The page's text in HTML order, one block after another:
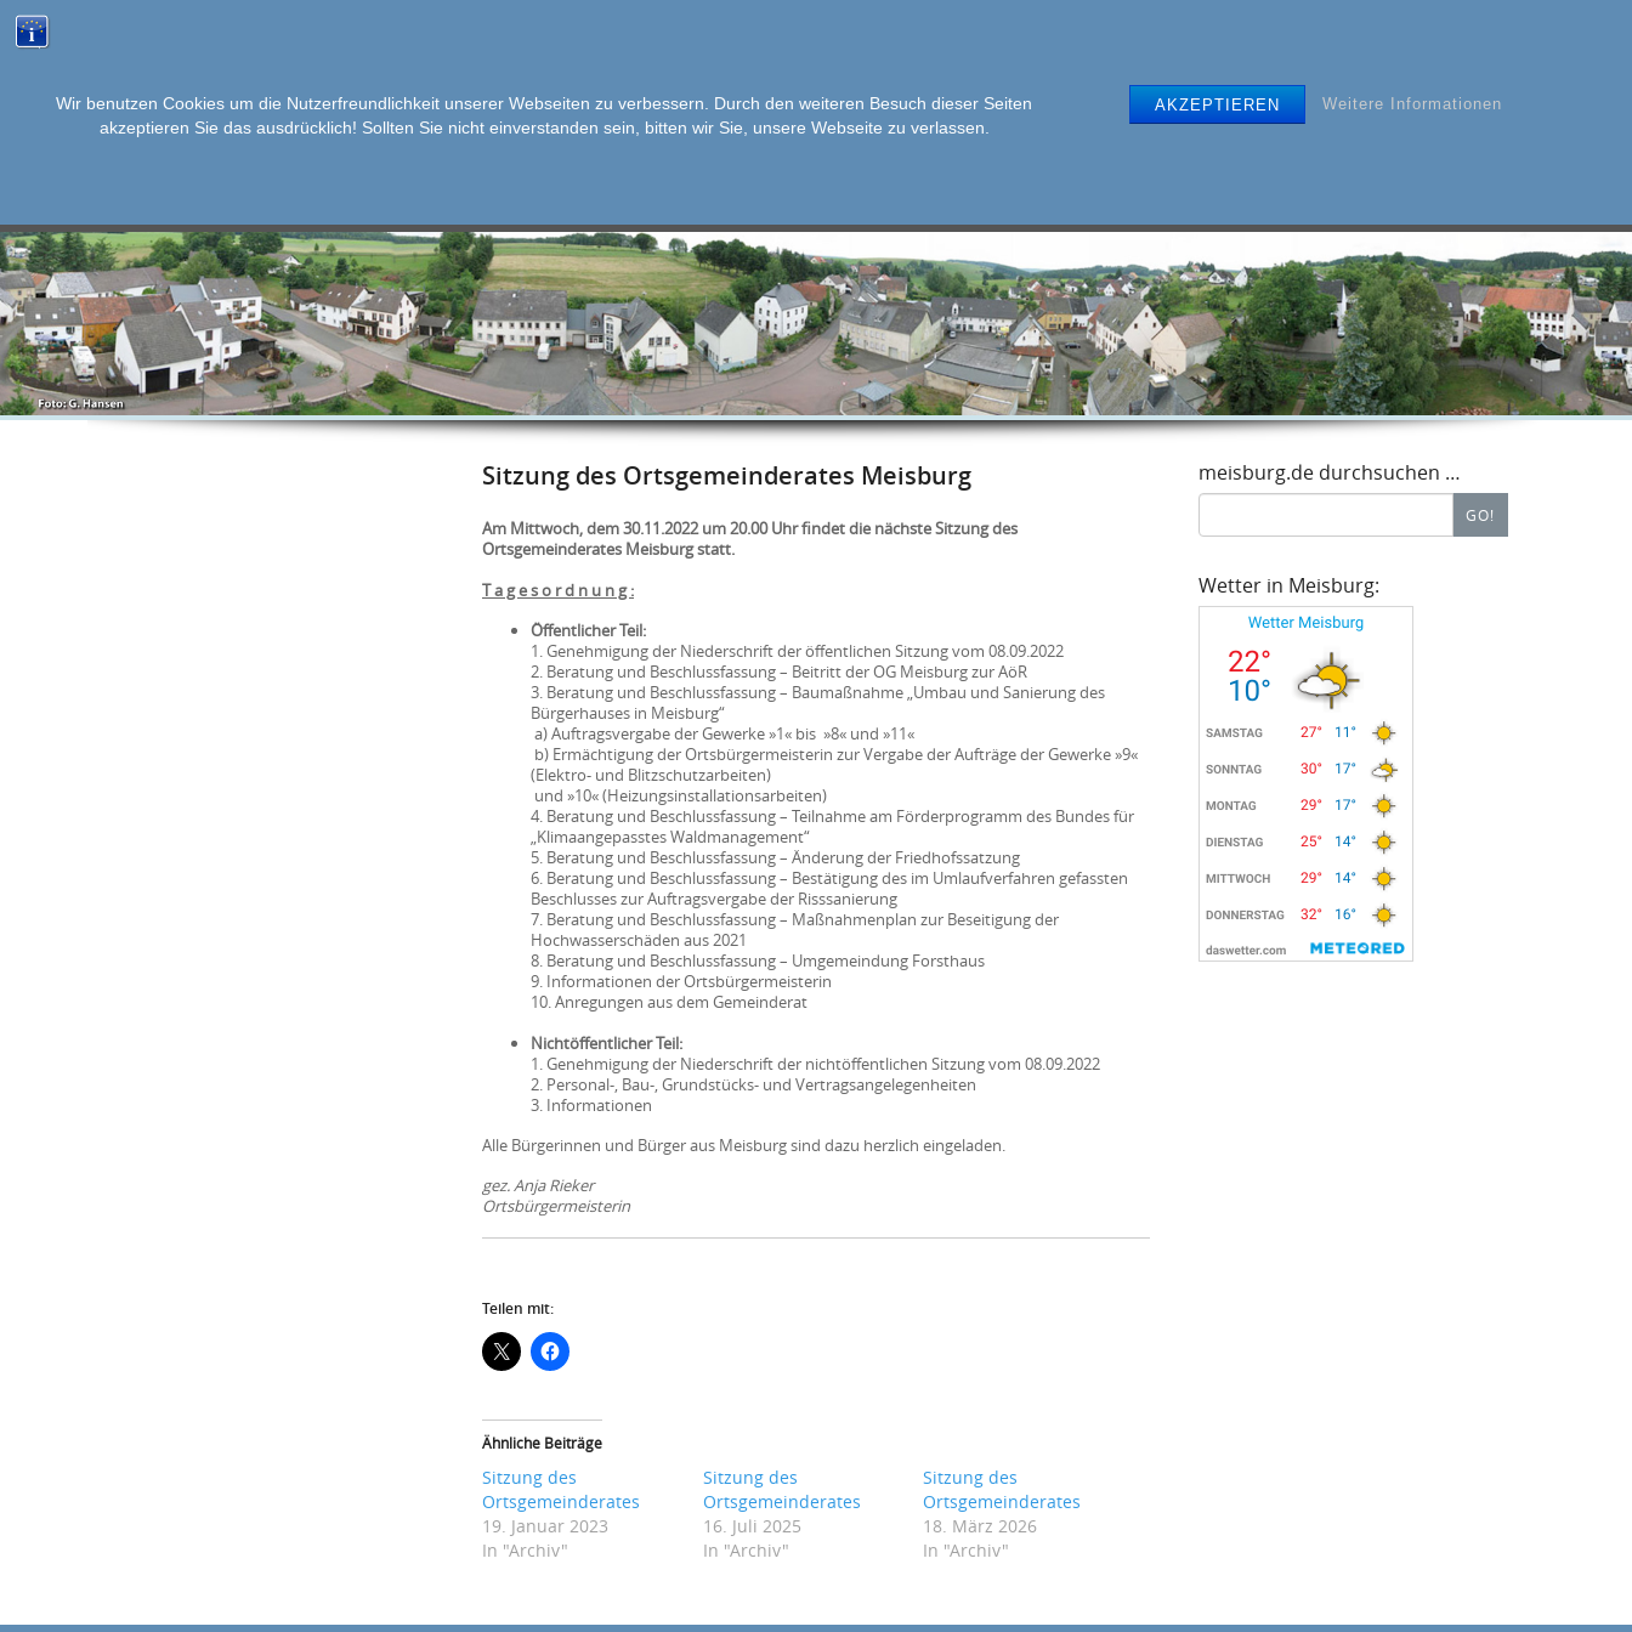
Wir benutzen Cookies um die Nutzerfreundlichkeit unserer Webseiten zu verbessern. Durch den weiteren Besuch dieser Seiten
akzeptieren Sie das ausdrücklich! Sollten Sie nicht einverstanden sein, bitten wir Sie, unsere Webseite zu verlassen.
AKZEPTIEREN Weitere Informationen
CONTENT
Sitzung des Ortsgemeinderates Meisburg
Am Mittwoch, dem 30.11.2022 um 20.00 Uhr findet die nächste Sitzung des
Ortsgemeinderates Meisburg statt.
T a g e s o r d n u n g :
Öffentlicher Teil:
1. Genehmigung der Niederschrift der öffentlichen Sitzung vom 08.09.2022
2. Beratung und Beschlussfassung – Beitritt der OG Meisburg zur AöR
3. Beratung und Beschlussfassung – Baumaßnahme „Umbau und Sanierung des
Bürgerhauses in Meisburg“
a) Auftragsvergabe der Gewerke »1« bis »8« und »11«
b) Ermächtigung der Ortsbürgermeisterin zur Vergabe der Aufträge der Gewerke »9«
(Elektro- und Blitzschutzarbeiten)
und »10« (Heizungsinstallationsarbeiten)
4. Beratung und Beschlussfassung – Teilnahme am Förderprogramm des Bundes für
„Klimaangepasstes Waldmanagement“
5. Beratung und Beschlussfassung – Änderung der Friedhofssatzung
6. Beratung und Beschlussfassung – Bestätigung des im Umlaufverfahren gefassten
Beschlusses zur Auftragsvergabe der Risssanierung
7. Beratung und Beschlussfassung – Maßnahmenplan zur Beseitigung der
Hochwasserschäden aus 2021
8. Beratung und Beschlussfassung – Umgemeindung Forsthaus
9. Informationen der Ortsbürgermeisterin
10. Anregungen aus dem Gemeinderat
Nichtöffentlicher Teil:
1. Genehmigung der Niederschrift der nichtöffentlichen Sitzung vom 08.09.2022
2. Personal-, Bau-, Grundstücks- und Vertragsangelegenheiten
3. Informationen
Alle Bürgerinnen und Bürger aus Meisburg sind dazu herzlich eingeladen.
gez. Anja Rieker
Ortsbürgermeisterin
Teilen mit:
Ähnliche Beiträge
Sitzung des
Ortsgemeinderates
19. Januar 2023
In "Archiv"
Sitzung des
Ortsgemeinderates
16. Juli 2025
In "Archiv"
Sitzung des
Ortsgemeinderates
18. März 2026
In "Archiv"
meisburg.de durchsuchen …
Search
GO!
Wetter in Meisburg: